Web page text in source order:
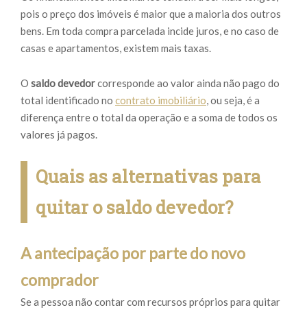
pois o preço dos imóveis é maior que a maioria dos outros
bens. Em toda compra parcelada incide juros, e no caso de
casas e apartamentos, existem mais taxas.
O saldo devedorcorresponde ao valor ainda não pago do
total identificado no contrato imobiliário, ou seja, é a
diferença entre o total da operação e a soma de todos os
valores já pagos.
Quais as alternativas para
quitar o saldo devedor?
A antecipação por parte do novo
comprador
Se a pessoa não contar com recursos próprios para quitar